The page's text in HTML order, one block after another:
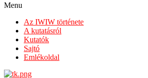
Menu
Az IWIW története
A kutatásról
Kutatók
Sajtó
Emlékoldal